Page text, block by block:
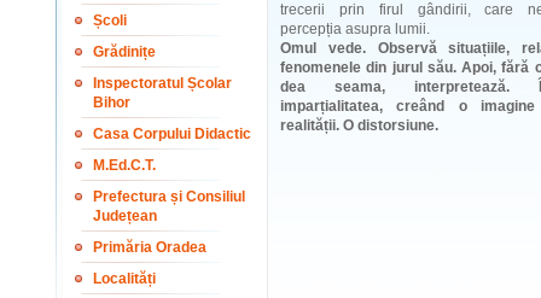
Școli
Grădinițe
Inspectoratul Școlar
Bihor
Casa Corpului Didactic
M.Ed.C.T.
Prefectura și Consiliul
Județean
Primăria Oradea
Localități
trecerii prin firul gândirii, care
percepția asupra lumii.
Omul vede. Observă situațiile,
fenomenele din jurul său. Apoi, fără
dea seama, interpretează.
imparțialitatea, creând o
realității. O distorsiune.